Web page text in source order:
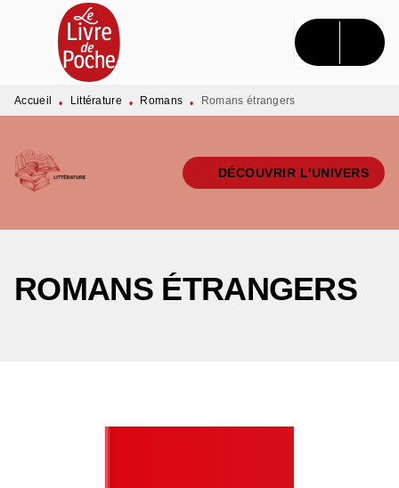
MENU RECHERCHE CONTENU
PIED DE PAGE
Accueil • Littérature • Romans • Romans étrangers
DÉCOUVRIR L'UNIVERS
ROMANS ÉTRANGERS